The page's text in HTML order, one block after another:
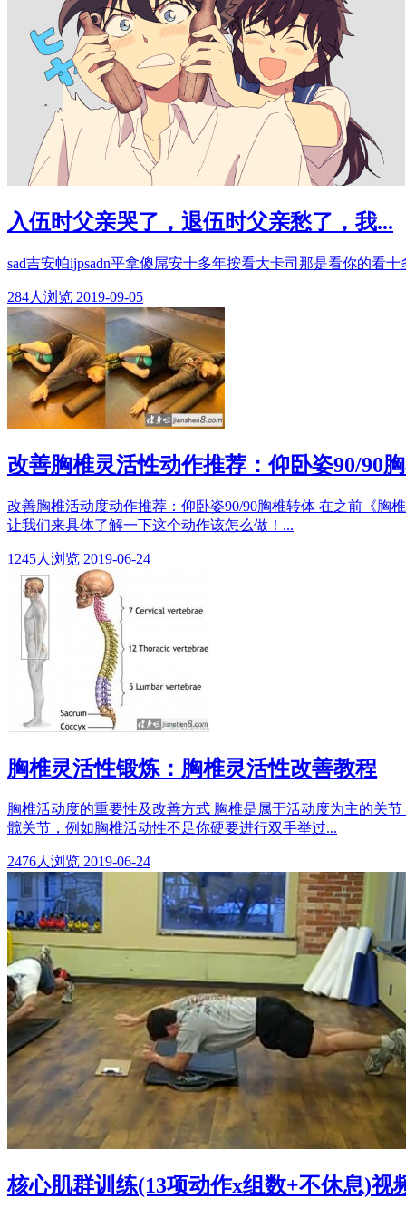
入伍时父亲哭了，退伍时父亲愁了，我...
sad吉安帕ijpsadn平拿傻屌安十多年按看大卡司那是看你的看
284人浏览 2019-09-05
改善胸椎灵活性动作推荐：仰卧姿90/90
改善胸椎活动度动作推荐：仰卧姿90/90胸椎转体 在之前《胸
让我们来具体了解一下这个动作该怎么做！...
1245人浏览 2019-06-24
胸椎灵活性锻炼：胸椎灵活性改善教程
胸椎活动度的重要性及改善方式 胸椎是属于活动度为主的关
髋关节，例如胸椎活动性不足你硬要进行双手举过...
2476人浏览 2019-06-24
核心肌群训练(13项动作x组数+不休息)视